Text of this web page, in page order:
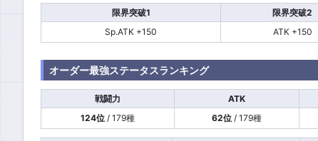
限界突破1 限界突破2
Sp.ATK +150
ATK +150
オーダー最強ステータスランキング
戦闘力 ATK
124位 / 179種 62位 / 179種